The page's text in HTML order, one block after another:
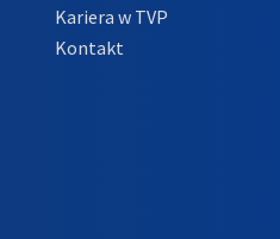
Kariera w TVP
Kontakt